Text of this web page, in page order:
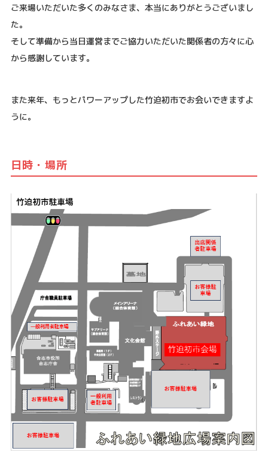
ご来場いただいた多くのみなさま、本当にありがとうございまし
た。
そして準備から当日運営までご協力いただいた関係者の方々に心
から感謝しています。
また来年、もっとパワーアップした竹迫初市でお会いできますよ
うに。
日時・場所